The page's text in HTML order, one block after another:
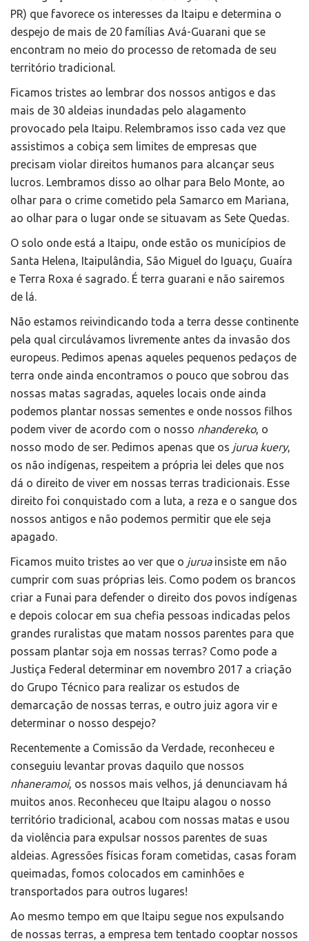
PR) que favorece os interesses da Itaipu e determina o
despejo de mais de 20 famílias Avá-Guarani que se
encontram no meio do processo de retomada de seu
território tradicional.
Ficamos tristes ao lembrar dos nossos antigos e das
mais de 30 aldeias inundadas pelo alagamento
provocado pela Itaipu. Relembramos isso cada vez que
assistimos a cobiça sem limites de empresas que
precisam violar direitos humanos para alcançar seus
lucros. Lembramos disso ao olhar para Belo Monte, ao
olhar para o crime cometido pela Samarco em Mariana,
ao olhar para o lugar onde se situavam as Sete Quedas.
O solo onde está a Itaipu, onde estão os municípios de
Santa Helena, Itaipulândia, São Miguel do Iguaçu, Guaíra
e Terra Roxa é sagrado. É terra guarani e não sairemos
de lá.
Não estamos reivindicando toda a terra desse continente
pela qual circulávamos livremente antes da invasão dos
europeus. Pedimos apenas aqueles pequenos pedaços de
terra onde ainda encontramos o pouco que sobrou das
nossas matas sagradas, aqueles locais onde ainda
podemos plantar nossas sementes e onde nossos filhos
podem viver de acordo com o nosso nhandereko, o
nosso modo de ser. Pedimos apenas que os jurua kuery,
os não indígenas, respeitem a própria lei deles que nos
dá o direito de viver em nossas terras tradicionais. Esse
direito foi conquistado com a luta, a reza e o sangue dos
nossos antigos e não podemos permitir que ele seja
apagado.
Ficamos muito tristes ao ver que o juruainsiste em não
cumprir com suas próprias leis. Como podem os brancos
criar a Funai para defender o direito dos povos indígenas
e depois colocar em sua chefia pessoas indicadas pelos
grandes ruralistas que matam nossos parentes para que
possam plantar soja em nossas terras? Como pode a
Justiça Federal determinar em novembro 2017 a criação
do Grupo Técnico para realizar os estudos de
demarcação de nossas terras, e outro juiz agora vir e
determinar o nosso despejo?
Recentemente a Comissão da Verdade, reconheceu e
conseguiu levantar provas daquilo que nossos
nhaneramoi, os nossos mais velhos, já denunciavam há
muitos anos. Reconheceu que Itaipu alagou o nosso
território tradicional, acabou com nossas matas e usou
da violência para expulsar nossos parentes de suas
aldeias. Agressões físicas foram cometidas, casas foram
queimadas, fomos colocados em caminhões e
transportados para outros lugares!
Ao mesmo tempo em que Itaipu segue nos expulsando
de nossas terras, a empresa tem tentado cooptar nossos